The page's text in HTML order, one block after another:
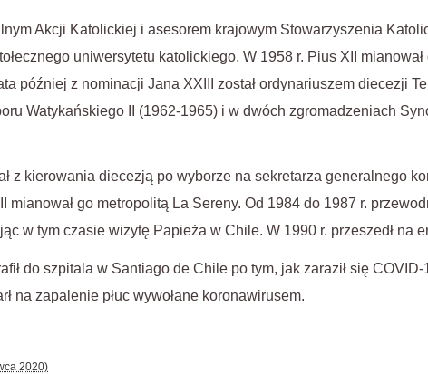
Akcji Katolickiej i asesorem krajowym Stowarzyszenia
uniwersytetu katolickiego. W 1958 r. Pius XII
później z nominacji Jana XXIII został ordynariuszem diecezji
Watykańskiego II (1962-1965) i w dwóch zgromadzeniach
z kierowania diecezją po wyborze na sekretarza generalnego
mianował go metropolitą La Sereny. Od 1984 do 1987 r.
w tym czasie wizytę Papieża w Chile. W 1990 r. przeszedł na
do szpitala w Santiago de Chile po tym, jak zaraził się
na zapalenie płuc wywołane koronawirusem.
2020)